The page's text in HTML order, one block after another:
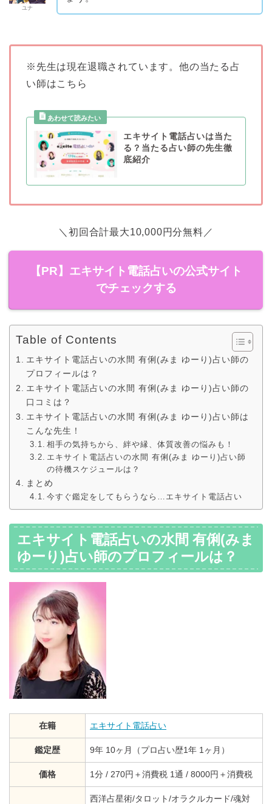
ユナ
※先生は現在退職されています。他の当たる占
い師はこちら
エキサイト電話占いは当た
る？当たる占い師の先生徹
底紹介
＼初回合計最大10,000円分無料／
【PR】エキサイト電話占いの公式サイト
でチェックする
Table of Contents
エキサイト電話占いの水間 有俐(みま ゆーり)占い師の
プロフィールは？
エキサイト電話占いの水間 有俐(みま ゆーり)占い師の
口コミは？
エキサイト電話占いの水間 有俐(みま ゆーり)占い師は
こんな先生！
相手の気持ちから、絆や縁、体質改善の悩みも！
エキサイト電話占いの水間 有俐(みま ゆーり)占い師
の待機スケジュールは？
まとめ
今すぐ鑑定をしてもらうなら…エキサイト電話占い
エキサイト電話占いの水間 有俐(みま
ゆーり)占い師のプロフィールは？
在籍 エキサイト電話占い
鑑定歴 9年 10ヶ月（プロ占い歴1年 1ヶ月）
価格 1分 / 270円＋消費税 1通 / 8000円＋消費税
西洋占星術/タロット/オラクルカード/魂対